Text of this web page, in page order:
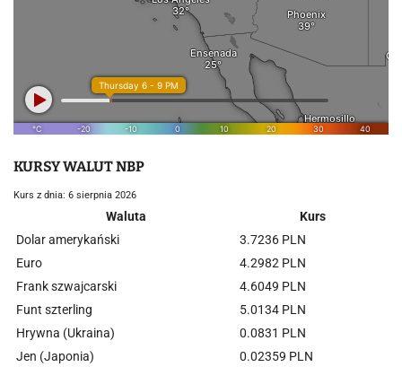
KURSY WALUT NBP
Kurs z dnia: 6 sierpnia 2026
Waluta
Kurs
Dolar amerykański
3.7236 PLN
Euro
4.2982 PLN
Frank szwajcarski
4.6049 PLN
Funt szterling
5.0134 PLN
Hrywna (Ukraina)
0.0831 PLN
Jen (Japonia)
0.02359 PLN